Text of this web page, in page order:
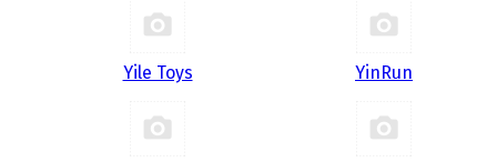
Yile Toys YinRun